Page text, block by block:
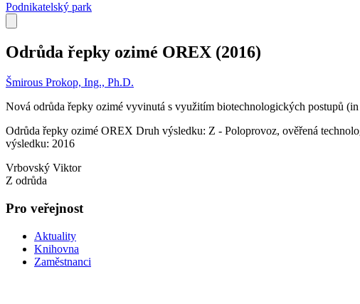
Podnikatelský park
Odrůda řepky ozimé OREX (2016)
Šmirous Prokop, Ing., Ph.D.
Nová odrůda řepky ozimé vyvinutá s využitím biotechnologických postupů
Odrůda řepky ozimé OREX Druh výsledku: Z - Poloprovoz, ověřená
výsledku: 2016
Vrbovský Viktor
Z odrůda
Pro veřejnost
Aktuality
Knihovna
Zaměstnanci